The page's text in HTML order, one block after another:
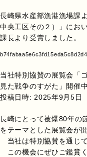
長崎県水産部漁港漁場課
中央工区その２）」にお
課長より受賞しました。
当社特別協賛の展覧会「
見た戦争のすがた」開催中
投稿日時: 2025年9月5日
長崎にとって被爆80年の
をテーマとした展覧会が
当社は特別協賛を通じ
この機会にぜひご鑑賞く